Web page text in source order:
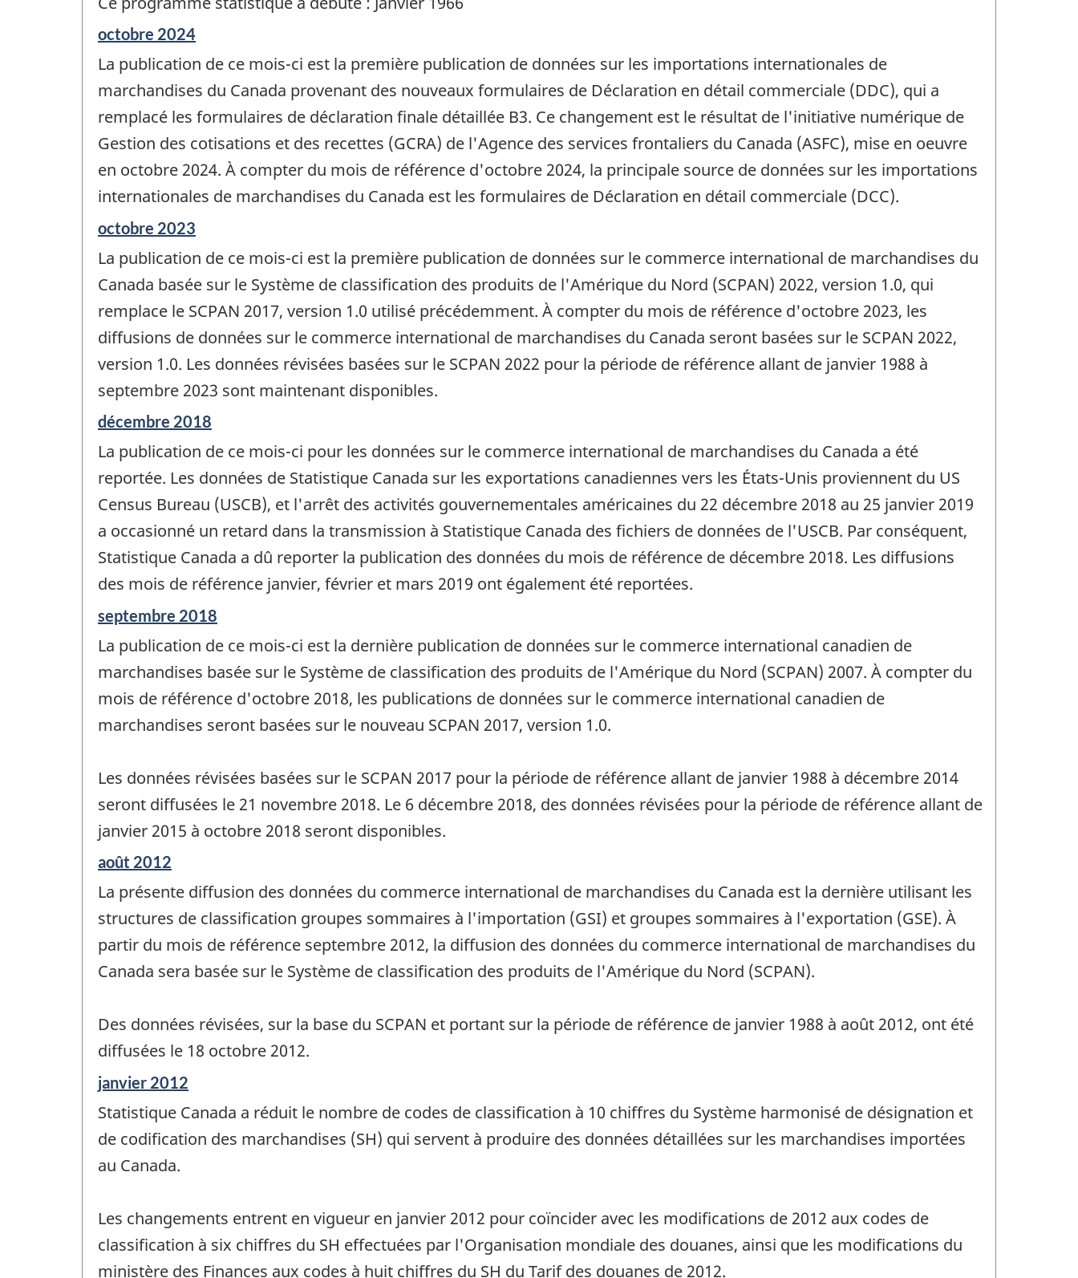
Période
référence
de
-
octobre 2024
La publication de ce mois-ci est la première publication de données sur les importations internationales de
marchandises du Canada provenant des nouveaux formulaires de Déclaration en détail commerciale (DDC), qui a
remplacé les formulaires de déclaration finale détaillée B3. Ce changement est le résultat de l'initiative numérique de
Gestion des cotisations et des recettes (GCRA) de l'Agence des services frontaliers du Canada (ASFC), mise en oeuvre
en octobre 2024. À compter du mois de référence d'octobre 2024, la principale source de données sur les importations
internationales de marchandises du Canada est les formulaires de Déclaration en détail commerciale (DCC).
Période
référence
de
-
octobre 2023
La publication de ce mois-ci est la première publication de données sur le commerce international de marchandises du
Canada basée sur le Système de classification des produits de l'Amérique du Nord (SCPAN) 2022, version 1.0, qui
remplace le SCPAN 2017, version 1.0 utilisé précédemment. À compter du mois de référence d'octobre 2023, les
diffusions de données sur le commerce international de marchandises du Canada seront basées sur le SCPAN 2022,
version 1.0. Les données révisées basées sur le SCPAN 2022 pour la période de référence allant de janvier 1988 à
septembre 2023 sont maintenant disponibles.
Période
référence
de
changement
-
décembre 2018
La publication de ce mois-ci pour les données sur le commerce international de marchandises du Canada a été
reportée. Les données de Statistique Canada sur les exportations canadiennes vers les États-Unis proviennent du US
Census Bureau (USCB), et l'arrêt des activités gouvernementales américaines du 22 décembre 2018 au 25 janvier 2019
a occasionné un retard dans la transmission à Statistique Canada des fichiers de données de l'USCB. Par conséquent,
Statistique Canada a dû reporter la publication des données du mois de référence de décembre 2018. Les diffusions
des mois de référence janvier, février et mars 2019 ont également été reportées.
Période
référence
de
-
septembre 2018
La publication de ce mois-ci est la dernière publication de données sur le commerce international canadien de
marchandises basée sur le Système de classification des produits de l'Amérique du Nord (SCPAN) 2007. À compter du
mois de référence d'octobre 2018, les publications de données sur le commerce international canadien de
marchandises seront basées sur le nouveau SCPAN 2017, version 1.0.
Les données révisées basées sur le SCPAN 2017 pour la période de référence allant de janvier 1988 à décembre 2014
seront diffusées le 21 novembre 2018. Le 6 décembre 2018, des données révisées pour la période de référence allant de
janvier 2015 à octobre 2018 seront disponibles.
Période
référence
de
-
août 2012
La présente diffusion des données du commerce international de marchandises du Canada est la dernière utilisant les
structures de classification groupes sommaires à l'importation (GSI) et groupes sommaires à l'exportation (GSE). À
partir du mois de référence septembre 2012, la diffusion des données du commerce international de marchandises du
Canada sera basée sur le Système de classification des produits de l'Amérique du Nord (SCPAN).
Des données révisées, sur la base du SCPAN et portant sur la période de référence de janvier 1988 à août 2012, ont été
diffusées le 18 octobre 2012.
Période
référence
de
-
janvier 2012
Statistique Canada a réduit le nombre de codes de classification à 10 chiffres du Système harmonisé de désignation et
de codification des marchandises (SH) qui servent à produire des données détaillées sur les marchandises importées
au Canada.
Les changements entrent en vigueur en janvier 2012 pour coïncider avec les modifications de 2012 aux codes de
classification à six chiffres du SH effectuées par l'Organisation mondiale des douanes, ainsi que les modifications du
ministère des Finances aux codes à huit chiffres du SH du Tarif des douanes de 2012.